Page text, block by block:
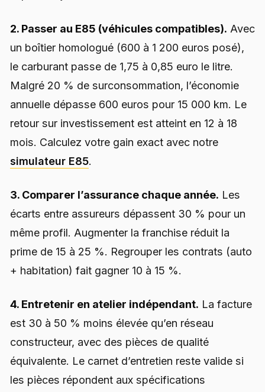
2. Passer au E85 (véhicules compatibles). Avec
un boîtier homologué (600 à 1 200 euros posé),
le carburant passe de 1,75 à 0,85 euro le litre.
Malgré 20 % de surconsommation, l’économie
annuelle dépasse 600 euros pour 15 000 km. Le
retour sur investissement est atteint en 12 à 18
mois. Calculez votre gain exact avec notre
simulateur E85.
3. Comparer l’assurance chaque année. Les
écarts entre assureurs dépassent 30 % pour un
même profil. Augmenter la franchise réduit la
prime de 15 à 25 %. Regrouper les contrats (auto
+ habitation) fait gagner 10 à 15 %.
4. Entretenir en atelier indépendant. La facture
est 30 à 50 % moins élevée qu’en réseau
constructeur, avec des pièces de qualité
équivalente. Le carnet d’entretien reste valide si
les pièces répondent aux spécifications